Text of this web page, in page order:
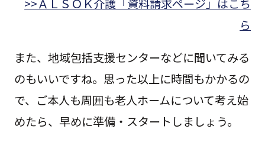
>>ＡＬＳＯＫ介護「資料請求ページ」はこち
ら
また、地域包括支援センターなどに聞いてみる
のもいいですね。思った以上に時間もかかるの
で、ご本人も周囲も老人ホームについて考え始
めたら、早めに準備・スタートしましょう。